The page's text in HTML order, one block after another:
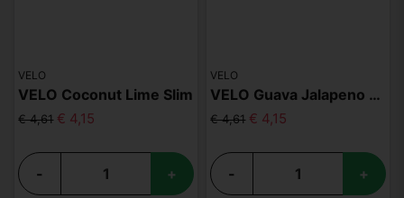
VELO
VELO Coconut Lime Slim
€ 4,61 € 4,15
- +
VELO
VELO Guava Jalapeno Slim
€ 4,61 € 4,15
- +